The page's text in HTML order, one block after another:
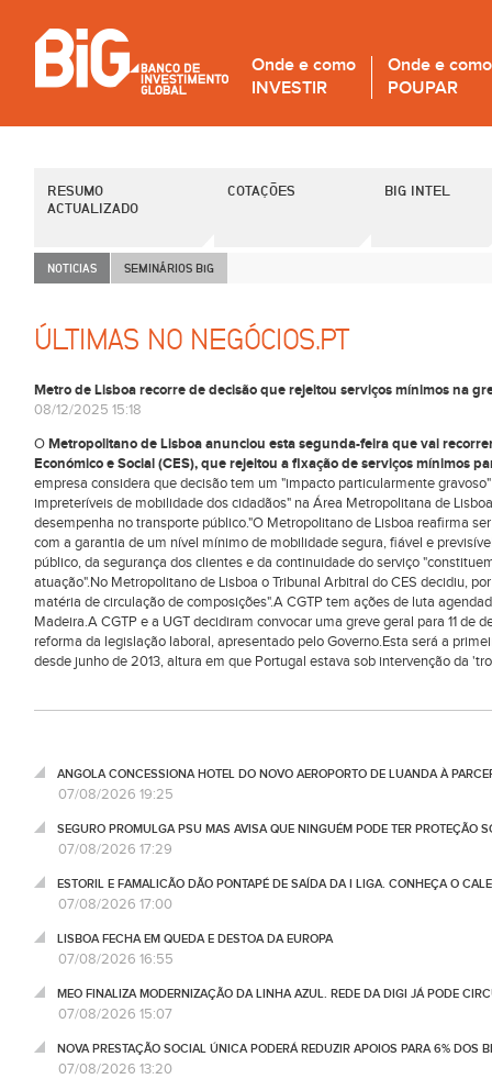
Onde e como
INVESTIR
Onde e como
POUPAR
RESUMO
ACTUALIZADO
COTAÇÕES BIG INTEL
NOTICIAS SEMINÁRIOS BiG
ÚLTIMAS NO NEGÓCIOS.PT
Metro de Lisboa recorre de decisão que rejeitou serviços mínimos na
08/12/2025 15:18
OMetropolitano de Lisboa anunciou esta segunda-feira que vai
Económico e Social (CES), que rejeitou a fixação de serviços mínimos
empresa considera que decisão tem um "impacto particularmente
impreteríveis de mobilidade dos cidadãos" na Área Metropolitana de
desempenha no transporte público."O Metropolitano de Lisboa reafirma
com a garantia de um nível mínimo de mobilidade segura, fiável e
público, da segurança dos clientes e da continuidade do serviço
atuação".No Metropolitano de Lisboa o Tribunal Arbitral do CES decidiu,
matéria de circulação de composições".A CGTP tem ações de luta
Madeira.A CGTP e a UGT decidiram convocar uma greve geral para 11 de
reforma da legislação laboral, apresentado pelo Governo.Esta será a
desde junho de 2013, altura em que Portugal estava sob intervenção da
ANGOLA CONCESSIONA HOTEL DO NOVO AEROPORTO DE LUANDA À
07/08/2026 19:25
SEGURO PROMULGA PSU MAS AVISA QUE NINGUÉM PODE TER PROTEÇÃO
07/08/2026 17:29
ESTORIL E FAMALICÃO DÃO PONTAPÉ DE SAÍDA DA I LIGA. CONHEÇA O
07/08/2026 17:00
LISBOA FECHA EM QUEDA E DESTOA DA EUROPA
07/08/2026 16:55
MEO FINALIZA MODERNIZAÇÃO DA LINHA AZUL. REDE DA DIGI JÁ PODE
07/08/2026 15:07
NOVA PRESTAÇÃO SOCIAL ÚNICA PODERÁ REDUZIR APOIOS PARA 6% DOS
07/08/2026 13:20